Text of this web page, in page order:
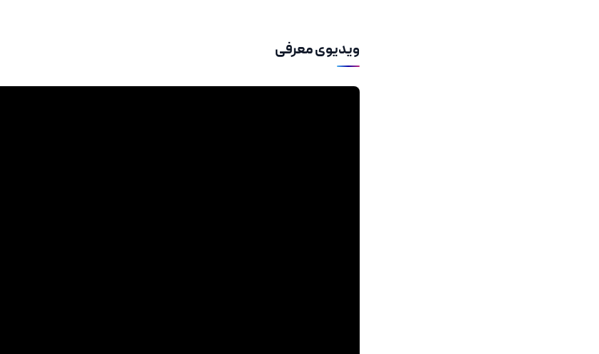
ویدیوی معرفی